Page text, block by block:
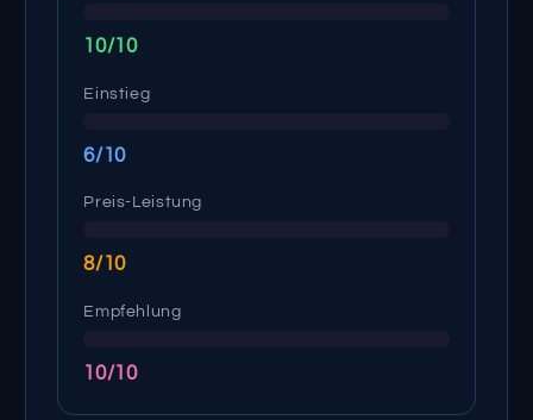
10/10
Einstieg
6/10
Preis-Leistung
8/10
Empfehlung
10/10